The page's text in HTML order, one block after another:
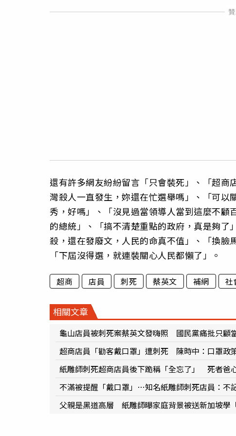
還有許多網友紛紛留言「只會裝死」、「超
灣殺人一直發生，妳還在忙選舉嗎」、「可
秀，好嗎」、「沒見過當領導人當到這麼不
的總統」、「搞不清楚重點的政府，真是夠
殺，還在發廢文，人民的命真不值」、「換臉
「下屆沒得選，就連裝關心人民都懶了」。
超商 店員 刺死 蔡英文 補網 社
相關文章
龜山店員被刺死案蔡英文發嗨照 國民黨痛批只顧
超商店員「勸客戴口罩」遭刺死 陳時中：口罩政
紙雕師刺死超商店員後下跪稱「全忘了」 死者爸
不滿被提醒「戴口罩」…知名紙雕師刺死店員：
父親是黑道高層 紙雕師曝家庭背景被送新加坡學